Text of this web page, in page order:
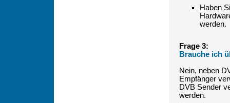
Haben
werden.
Frage 3:
Brauche ich
Nein, neben
Empfänger
DVB Sender
werden.